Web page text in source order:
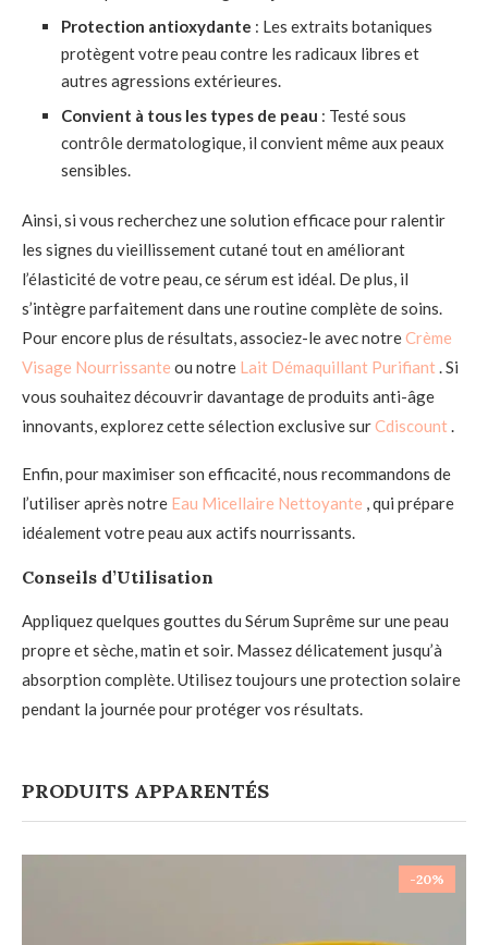
Protection antioxydante : Les extraits botaniques
protègent votre peau contre les radicaux libres et
autres agressions extérieures.
Convient à tous les types de peau : Testé sous
contrôle dermatologique, il convient même aux peaux
sensibles.
Ainsi, si vous recherchez une solution efficace pour ralentir
les signes du vieillissement cutané tout en améliorant
l’élasticité de votre peau, ce sérum est idéal. De plus, il
s’intègre parfaitement dans une routine complète de soins.
Pour encore plus de résultats, associez-le avec notreCrème
Visage Nourrissante ou notre Lait Démaquillant Purifiant. Si
vous souhaitez découvrir davantage de produits anti-âge
innovants, explorez cette sélection exclusive surCdiscount.
Enfin, pour maximiser son efficacité, nous recommandons de
l’utiliser après notre Eau Micellaire Nettoyante , qui prépare
idéalement votre peau aux actifs nourrissants.
Conseils d’Utilisation
Appliquez quelques gouttes du Sérum Suprême sur une peau
propre et sèche, matin et soir. Massez délicatement jusqu’à
absorption complète. Utilisez toujours une protection solaire
pendant la journée pour protéger vos résultats.
PRODUITS APPARENTÉS
-20%